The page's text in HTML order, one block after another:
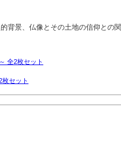
背景、仏像とその土地の信仰との
全2枚セット
セット